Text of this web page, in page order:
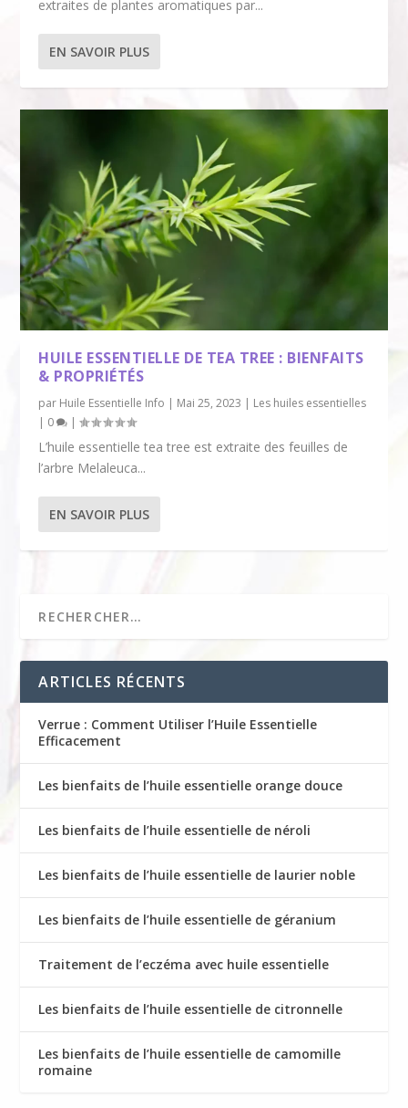
extraites de plantes aromatiques par...
EN SAVOIR PLUS
HUILE ESSENTIELLE DE TEA TREE : BIENFAITS
& PROPRIÉTÉS
par Huile Essentielle Info | Mai 25, 2023 | Les huiles essentielles
| 0 |
L’huile essentielle tea tree est extraite des feuilles de
l’arbre Melaleuca...
EN SAVOIR PLUS
ARTICLES RÉCENTS
Verrue : Comment Utiliser l’Huile Essentielle
Efficacement
Les bienfaits de l’huile essentielle orange douce
Les bienfaits de l’huile essentielle de néroli
Les bienfaits de l’huile essentielle de laurier noble
Les bienfaits de l’huile essentielle de géranium
Traitement de l’eczéma avec huile essentielle
Les bienfaits de l’huile essentielle de citronnelle
Les bienfaits de l’huile essentielle de camomille
romaine